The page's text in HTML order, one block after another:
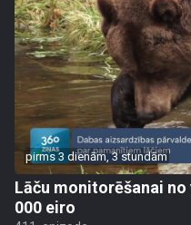
pirms 3 dienām, 3 stundām
Lāču monitorēšanai
000 eiro